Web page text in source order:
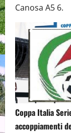
Canosa A5 6.
Coppa Italia
accoppiamenti